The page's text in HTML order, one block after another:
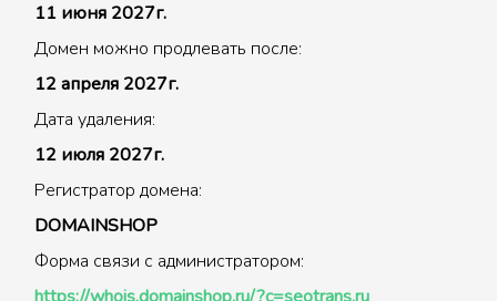
11 июня 2027г.
Домен можно продлевать после:
12 апреля 2027г.
Дата удаления:
12 июля 2027г.
Регистратор домена:
DOMAINSHOP
Форма связи с администратором: